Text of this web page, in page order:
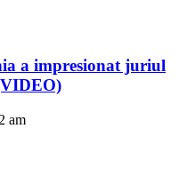
a impresionat juriul
am